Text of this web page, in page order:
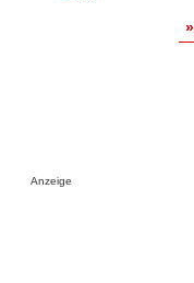
Anzeige